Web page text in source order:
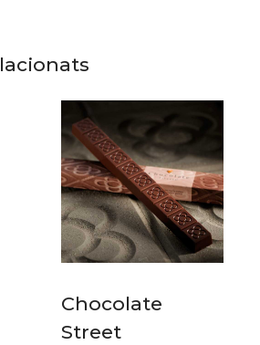
Chocolate
Street